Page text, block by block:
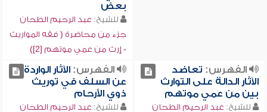
بعض
للشيخ: عبد الرحيم الطحان
جزء من محاضرة ( فقه المواريث
- إرث من عمي موتهم [2])
الفهرس: تعاضد
الآثار الدالة على التوارث
بين من عمي موتهم
للشيخ: عبد الرحيم الطحان
الفهرس:الآثار الواردة
عن السلف في توريث
ذوي الأرحام
للشيخ: عبد الرحيم الطحان